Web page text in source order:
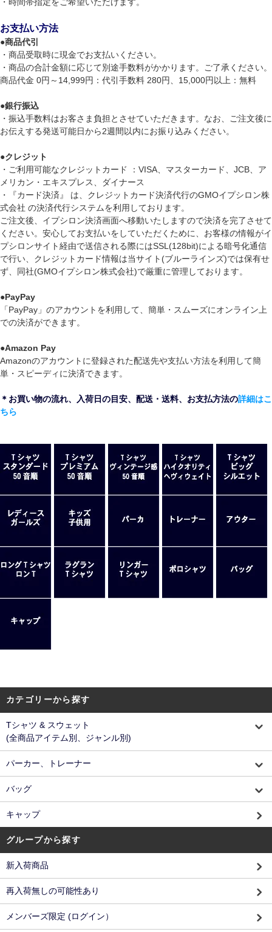
お支払い方法
●商品代引
・商品受取時に現金でお支払いください。
・商品の合計金額に応じて別途手数料がかかります。ご了承ください。
商品代金 0円～14,999円：代引手数料 280円、15,000円以上：無料
●銀行振込
・振込手数料はお客さま負担とさせていただきます。なお、ご注文後に
お伝えする発送可能日から2週間以内にお振り込みください。
●クレジット
・ご利用可能なクレジットカード ：VISA、マスターカード、JCB、ア
メリカン・エキスプレス、ダイナース
・『カード決済』 は、クレジットカード決済代行のGMOイプシロン株
式会社 の決済代行システムを利用しております。
ご注文後、イプシロン決済画面へ移動いたしますので決済を完了させて
ください。安心してお支払いをしていただくために、お客様の情報がイ
プシロンサイト経由で送信される際にはSSL(128bit)による暗号化通信
で行い、クレジットカード情報は当サイト(ブルーラインズ)では保有せ
ず、同社(GMOイプシロン株式会社)で厳重に管理しております。
●PayPay
「PayPay」のアカウントを利用して、簡単・スムーズにオンライン上
での決済ができます。
●Amazon Pay
Amazonのアカウントに登録された配送先や支払い方法を利用して簡
単・スピーディに決済できます。
＊お買い物の流れ、入荷日の目安、配送・送料、お支払方法の詳細はこ
ちら
カテゴリーから探す
Tシャツ & スウェット
(全商品アイテム別、ジャンル別)
パーカー、トレーナー
バッグ
キャップ
グループから探す
新入荷商品
再入荷無しの可能性あり
メンバーズ限定 (ログイン）